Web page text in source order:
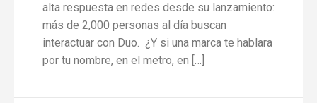
alta respuesta en redes desde su lanzamiento:
más de 2,000 personas al día buscan
interactuar con Duo. ¿Y si una marca te hablara
por tu nombre, en el metro, en […]